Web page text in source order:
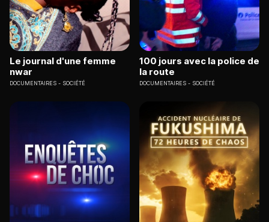
Le journal d'une femme
nwar
DOCUMENTAIRES SOCIÉTÉ
100 jours avec la police de
la route
DOCUMENTAIRES SOCIÉTÉ